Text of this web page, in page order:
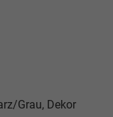
Grau, Dekor